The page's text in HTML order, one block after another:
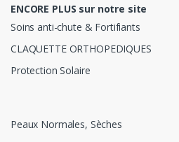
ENCORE PLUS sur notre site
Soins anti-chute & Fortifiants
CLAQUETTE ORTHOPEDIQUES
Protection Solaire
Peaux Normales, Sèches